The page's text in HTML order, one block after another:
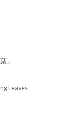
」
Leaves